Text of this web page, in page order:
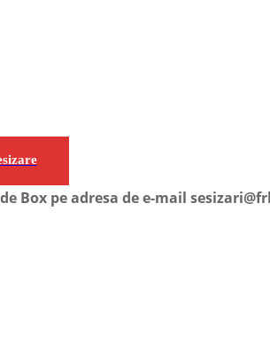
Box pe adresa de e-mail